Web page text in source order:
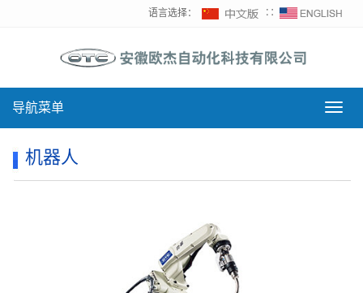
语言选择： ∷
导
导航菜单
机器人